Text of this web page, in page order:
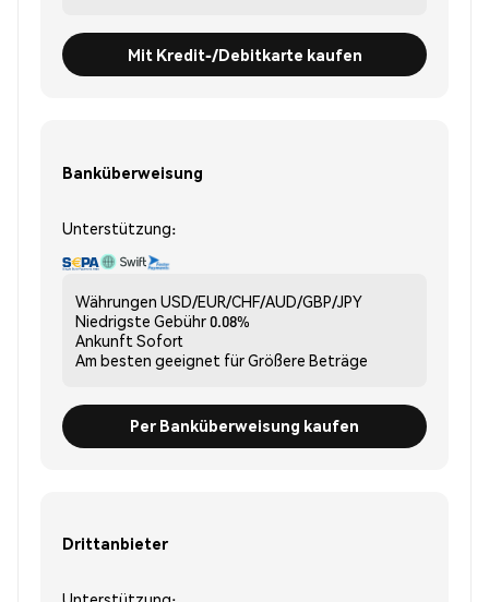
Mit Kredit-/Debitkarte kaufen
Banküberweisung
Unterstützung:
Währungen USD/EUR/CHF/AUD/GBP/JPY
Niedrigste Gebühr0.08%
Ankunft Sofort
Am besten geeignet fürGrößere Beträge
Per Banküberweisung kaufen
Drittanbieter